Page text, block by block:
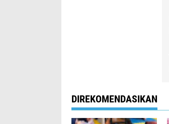
DIREKOMENDASIKAN